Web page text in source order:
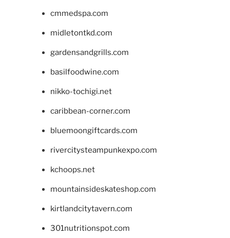
cmmedspa.com
midletontkd.com
gardensandgrills.com
basilfoodwine.com
nikko-tochigi.net
caribbean-corner.com
bluemoongiftcards.com
rivercitysteampunkexpo.com
kchoops.net
mountainsideskateshop.com
kirtlandcitytavern.com
301nutritionspot.com